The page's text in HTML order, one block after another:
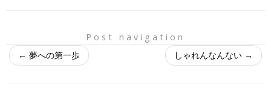
Post navigation
← 夢への第一歩 しゃれんなんない →